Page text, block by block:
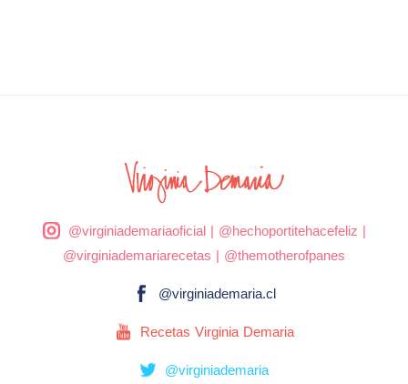
@virginiademariaoficial| @hechoportitehacefeliz |
@virginiademariarecetas | @themotherofpanes
@virginiademaria.cl
Recetas Virginia Demaria
@virginiademaria